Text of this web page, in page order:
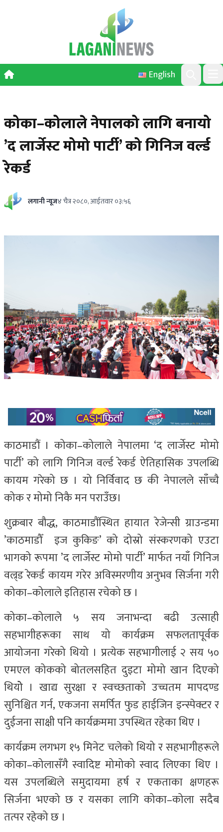
English
Search
कोका–कोलाले नेपालको लागि बनायो
’द लार्जेस्ट मोमो पार्टी’ को गिनिज वर्ल्ड
रेकर्ड
लगानी न्यूज४ चैत्र २०८०, आईतवार ०३:५६
काठमाडौं । कोका–कोलाले नेपालमा ‘द लार्जेस्ट मोमो
पार्टी’ को लागि गिनिज वर्ल्ड रेकर्ड ऐतिहासिक उपलब्धि
कायम गरेको छ । यो निर्विवाद छ की नेपालले साँच्चै
कोक र मोमो निकै मन पराउँछ।
शुक्रबार बौद्ध, काठमाडौंस्थित हायात रेजेन्सी ग्राउन्डमा
’काठमाडौँ इज कुकिङ’ को दोस्रो संस्करणको एउटा
भागको रूपमा ’द लार्जेस्ट मोमो पार्टी’ मार्फत नयाँ गिनिज
वल्र्ड रेकर्ड कायम गरेर अविस्मरणीय अनुभव सिर्जना गरी
कोका–कोलाले इतिहास रचेको छ ।
कोका–कोलाले ५ सय जनाभन्दा बढी उत्साही
सहभागीहरूका साथ यो कार्यक्रम सफलतापूर्वक
आयोजना गरेको थियो । प्रत्येक सहभागीलाई २ सय ५०
एमएल कोकको बोतलसहित दुइटा मोमो खान दिएको
थियोे । खाद्य सुरक्षा र स्वच्छताको उच्चतम मापदण्ड
सुनिश्चित गर्न, एकजना समर्पित फुड हाईजिन इन्स्पेक्टर र
दुईजना साक्षी पनि कार्यक्रममा उपस्थित रहेका थिए ।
कार्यक्रम लगभग १५ मिनेट चलेको थियो र सहभागीहरूले
कोका–कोलासँगै स्वादिष्ट मोमोको स्वाद लिएका थिए ।
यस उपलब्धिले समुदायमा हर्ष र एकताका क्षणहरू
सिर्जना भएको छ र यसका लागि कोका–कोला सदैब
तत्पर रहेको छ ।